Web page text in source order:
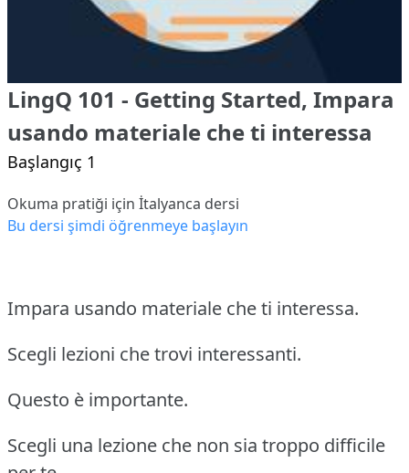
LingQ 101 - Getting Started, Impara
usando materiale che ti interessa
Başlangıç 1
Okuma pratiği için İtalyanca dersi
Bu dersi şimdi öğrenmeye başlayın
Impara usando materiale che ti interessa.
Scegli lezioni che trovi interessanti.
Questo è importante.
Scegli una lezione che non sia troppo difficile